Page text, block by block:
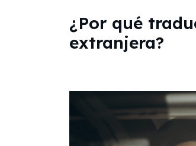
¿Por qué
extranjera?